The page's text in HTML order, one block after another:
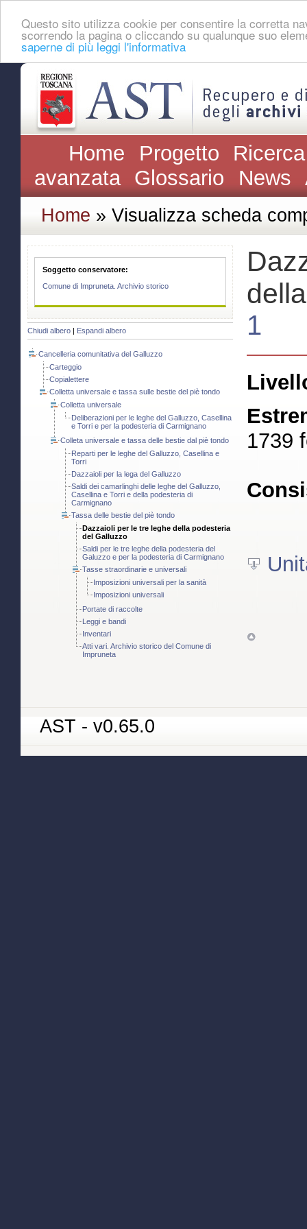
Questo sito utilizza cookie per consentire la corretta
scorrendo la pagina o cliccando su qualunque suo
saperne di più leggi l'informativa
Home Progetto
avanzata Glossario News
Home » Visualizza scheda
Soggetto conservatore:
Comune di Impruneta. Archivio storico
Chiudi albero Espandi albero
Cancelleria comunitativa del Galluzzo
Carteggio
Copialettere
Colletta universale e tassa sulle bestie del piè tondo
Colletta universale
Deliberazioni per le leghe del Galluzzo, Casellina
e Torri e per la podesteria di Carmignano
Colleta universale e tassa delle bestie dal piè tondo
Reparti per le leghe del Galluzzo, Casellina e
Torri
Dazzaioli per la lega del Galluzzo
Saldi dei camarlinghi delle leghe del Galluzzo,
Casellina e Torri e della podesteria di
Carmignano
Tassa delle bestie del piè tondo
Dazzaioli per le tre leghe della podesteria
del Galluzzo
Saldi per le tre leghe della podesteria del
Galuzzo e per la podesteria di Carmignano
Tasse straordinarie e universali
Imposizioni universali per la sanità
Imposizioni universali
Portate di raccolte
Leggi e bandi
Inventari
Atti vari. Archivio storico del Comune di
Impruneta
1
1739
AST - v0.65.0